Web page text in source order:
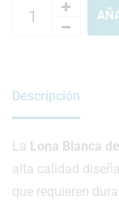
Descripción
La Lona Blanca
alta calidad
que requieren